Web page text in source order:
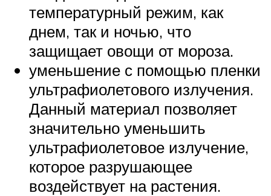
температурный режим, как
днем, так и ночью, что
защищает овощи от мороза.
уменьшение с помощью пленки
ультрафиолетового излучения.
Данный материал позволяет
значительно уменьшить
ультрафиолетовое излучение,
которое разрушающее
воздействует на растения.